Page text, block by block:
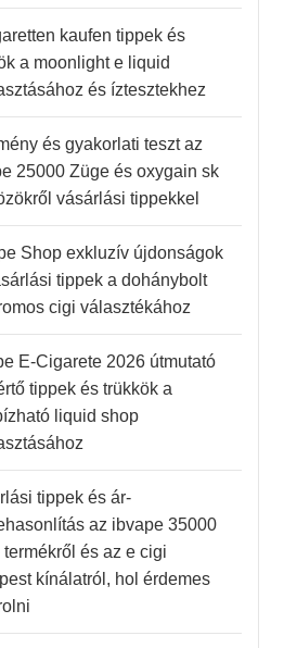
kaufen tippek és
a moonlight e liquid
és íztesztekhez
és gyakorlati teszt az
25000 Züge és oxygain sk
vásárlási tippekkel
Shop exkluzív újdonságok
tippek a dohánybolt
cigi választékához
E-Cigarete 2026 útmutató
tippek és trükkök a
liquid shop
tippek és ár-
az ibvape 35000
termékről és az e cigi
kínálatról, hol érdemes